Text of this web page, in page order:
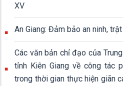
XV
An Giang: Đảm bảo an ninh,
Các văn bản chỉ đạo của
tỉnh Kiên Giang về công tác
trong thời gian thực hiện giãn